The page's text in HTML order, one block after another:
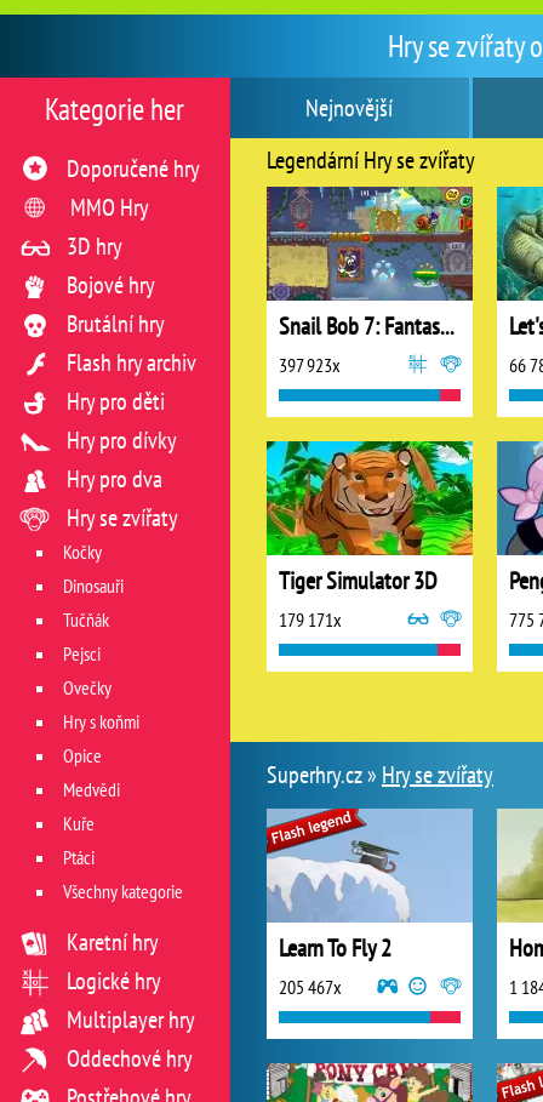
Hry se zvířaty
Nejnovější
Legendární Hry se zvířaty
Snail Bob 7: Fantasy Story
397 923x 66
Tiger Simulator 3D
179 171x 775
Superhry.cz » Hry se zvířaty
Learn To Fly 2
205 467x 1
Kategorie her
Doporučené hry
MMO Hry
3D hry
Bojové hry
Brutální hry
Flash hry archiv
Hry pro děti
Hry pro dívky
Hry pro dva
Hry se zvířaty
Kočky
Dinosauři
Tučňák
Pejsci
Ovečky
Hry s koňmi
Opice
Medvědi
Kuře
Ptáci
Všechny kategorie
Karetní hry
Logické hry
Multiplayer hry
Oddechové hry